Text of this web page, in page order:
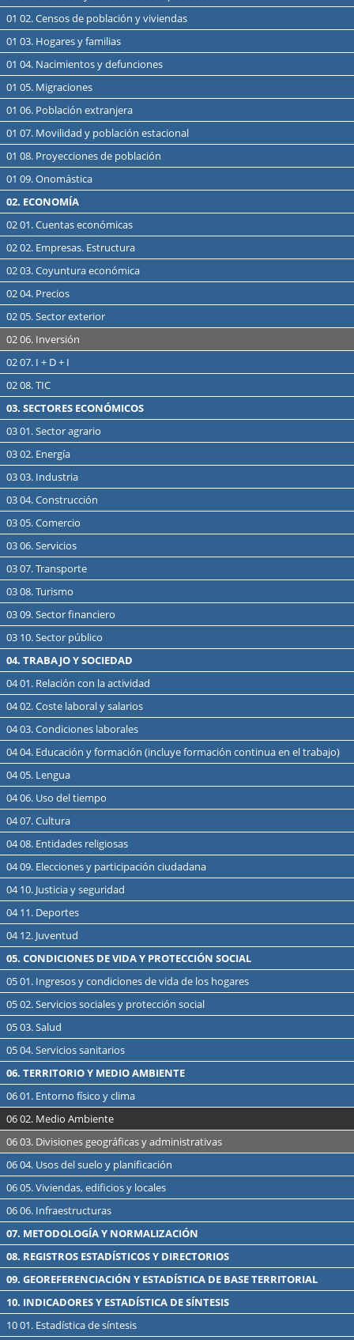
01 02. Censos de población y viviendas
01 03. Hogares y familias
01 04. Nacimientos y defunciones
01 05. Migraciones
01 06. Población extranjera
01 07. Movilidad y población estacional
01 08. Proyecciones de población
01 09. Onomástica
02. ECONOMÍA
02 01. Cuentas económicas
02 02. Empresas. Estructura
02 03. Coyuntura económica
02 04. Precios
02 05. Sector exterior
02 06. Inversión
02 07. I + D + I
02 08. TIC
03. SECTORES ECONÓMICOS
03 01. Sector agrario
03 02. Energía
03 03. Industria
03 04. Construcción
03 05. Comercio
03 06. Servicios
03 07. Transporte
03 08. Turismo
03 09. Sector financiero
03 10. Sector público
04. TRABAJO Y SOCIEDAD
04 01. Relación con la actividad
04 02. Coste laboral y salarios
04 03. Condiciones laborales
04 04. Educación y formación (incluye formación continua en el trabajo)
04 05. Lengua
04 06. Uso del tiempo
04 07. Cultura
04 08. Entidades religiosas
04 09. Elecciones y participación ciudadana
04 10. Justicia y seguridad
04 11. Deportes
04 12. Juventud
05. CONDICIONES DE VIDA Y PROTECCIÓN SOCIAL
05 01. Ingresos y condiciones de vida de los hogares
05 02. Servicios sociales y protección social
05 03. Salud
05 04. Servicios sanitarios
06. TERRITORIO Y MEDIO AMBIENTE
06 01. Entorno físico y clima
06 02. Medio Ambiente
06 03. Divisiones geográficas y administrativas
06 04. Usos del suelo y planificación
06 05. Viviendas, edificios y locales
06 06. Infraestructuras
07. METODOLOGÍA Y NORMALIZACIÓN
08. REGISTROS ESTADÍSTICOS Y DIRECTORIOS
09. GEOREFERENCIACIÓN Y ESTADÍSTICA DE BASE TERRITORIAL
10. INDICADORES Y ESTADÍSTICA DE SÍNTESIS
10 01. Estadística de síntesis